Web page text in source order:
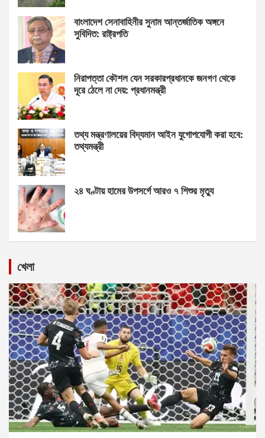
বাংলাদেশ সেনাবাহিনীর সুনাম আন্তর্জাতিক অঙ্গনে
সুবিদিত: রাষ্ট্রপতি
নিরাপত্তা কৌশল যেন সরকারপ্রধানকে জনগণ থেকে
দূরে ঠেলে না দেয়: প্রধানমন্ত্রী
তথ্য মন্ত্রণালয়ের বিদ্যমান আইন যুগোপযোগী করা হবে:
তথ্যমন্ত্রী
২৪ ঘণ্টায় হামের উপসর্গে আরও ৭ শিশুর মৃত্যু
খেলা